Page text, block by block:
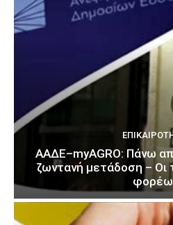
ΑΑΔΕ–myAGRO: Πάνω
ζωντανή μετάδοση – Οι